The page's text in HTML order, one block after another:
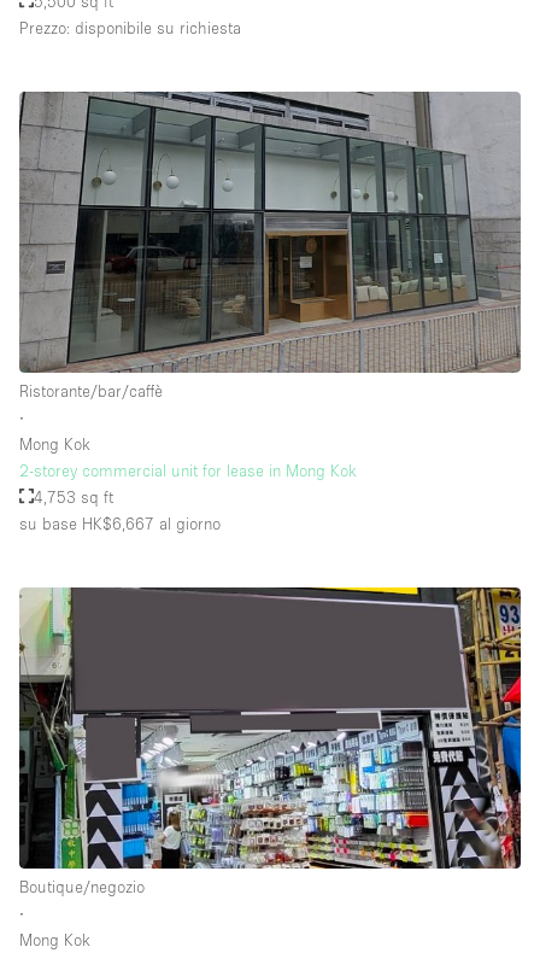
Prezzo: disponibile su richiesta
Ristorante/bar/caffè
∙
Mong Kok
2-storey commercial unit for lease in Mong Kok
4,753 sq ft
su base HK$6,667 al giorno
Boutique/negozio
∙
Mong Kok